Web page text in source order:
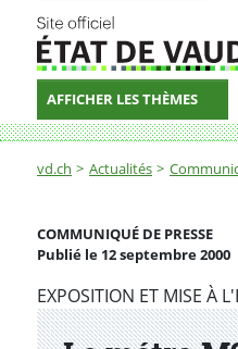
AFFICHER LES THÈMES
Fil d'Ariane
vd.ch Actualités
Le métro M2 Ouchy -
COMMUNIQUÉ DE PRESSE
Publié le 12 septembre 2000
Partenaire(s)
EXPOSITION ET MISE À